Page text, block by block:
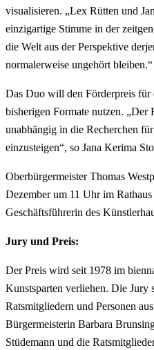
visualisieren. „Lex Rütten und
einzigartige Stimme in der
die Welt aus der Perspektive
normalerweise ungehört bleiben.“
Das Duo will den Förderpreis
bisherigen Formate nutzen. „Der
unabhängig in die Recherchen
einzusteigen“, so Jana Kerima
Oberbürgermeister Thomas
Dezember um 11 Uhr im
Geschäftsführerin des
Jury und Preis:
Der Preis wird seit 1978 im
Kunstsparten verliehen. Die Jury
Ratsmitgliedern und Personen
Bürgermeisterin Barbara
Stüdemann und die